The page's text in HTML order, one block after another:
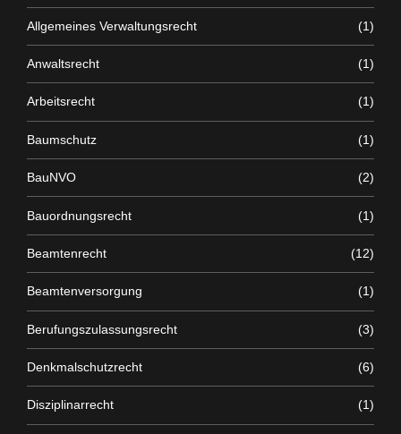
Allgemeines Verwaltungsrecht (1)
Anwaltsrecht (1)
Arbeitsrecht (1)
Baumschutz (1)
BauNVO (2)
Bauordnungsrecht (1)
Beamtenrecht (12)
Beamtenversorgung (1)
Berufungszulassungsrecht (3)
Denkmalschutzrecht (6)
Disziplinarrecht (1)